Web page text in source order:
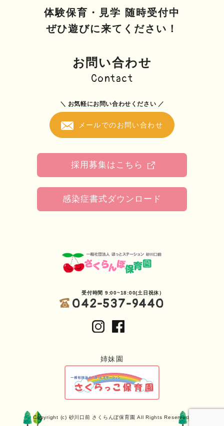
体験保育・見学 随時受付中
ぜひ遊びに来てください！
お問い合わせ
Contact
＼ お気軽にお問い合わせください ／
メールでのお問い合わせ
採用募集はこちら
感染症書式ダウンロード
受付時間 9:00~18:00(土日祝休）
042-537-9440
姉妹園
Copyright (c) 砂川口前 さくらんぼ保育園 All Rights Reserved.